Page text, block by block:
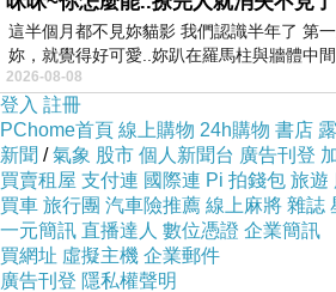
這半個月都不見妳貓影 我們認識半年了 第
妳，就覺得好可愛..妳趴在羅馬柱與牆體中
2026-08-08
登入 註冊
PChome首頁 線上購物 24h購物 書店
新聞 /氣象 股市 個人新聞台 廣告刊登
買賣租屋 支付連 國際連 Pi 拍錢包 旅遊
買車 旅行團 汽車險推薦 線上麻將 雜誌
一元簡訊 直播達人 數位憑證 企業簡訊
買網址 虛擬主機 企業郵件
廣告刊登 隱私權聲明